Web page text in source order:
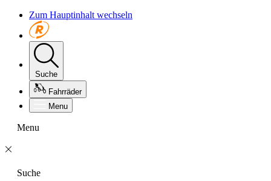
Zum Hauptinhalt wechseln
Suche
Fahrräder
Menu
Menu
Suche